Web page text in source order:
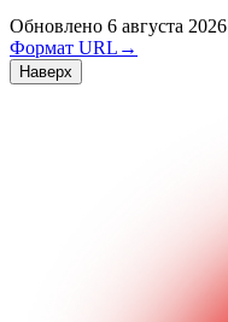
Обновлено 6 августа 2026
Формат URL →
Наверх